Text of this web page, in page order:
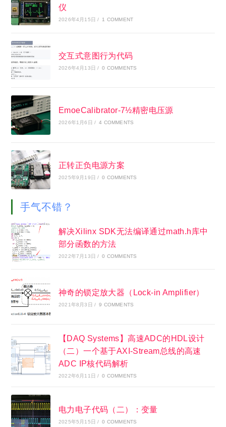
仪
2026年4月15日 / 1 COMMENT
交互式意图行为代码
2026年4月13日 / 0 COMMENTS
EmoeCalibrator-7½精密电压源
2026年1月6日 / 4 COMMENTS
正转正负电源方案
2025年9月19日 / 0 COMMENTS
手气不错？
解决Xilinx SDK无法编译通过math.h库中
部分函数的方法
2022年7月13日 / 0 COMMENTS
神奇的锁定放大器（Lock-in Amplifier）
2021年8月3日 / 9 COMMENTS
【DAQ Systems】高速ADC的HDL设计
（二）一个基于AXI-Stream总线的高速
ADC IP核代码解析
2022年6月11日 / 0 COMMENTS
电力电子代码（二）：变量
2025年5月15日 / 0 COMMENTS